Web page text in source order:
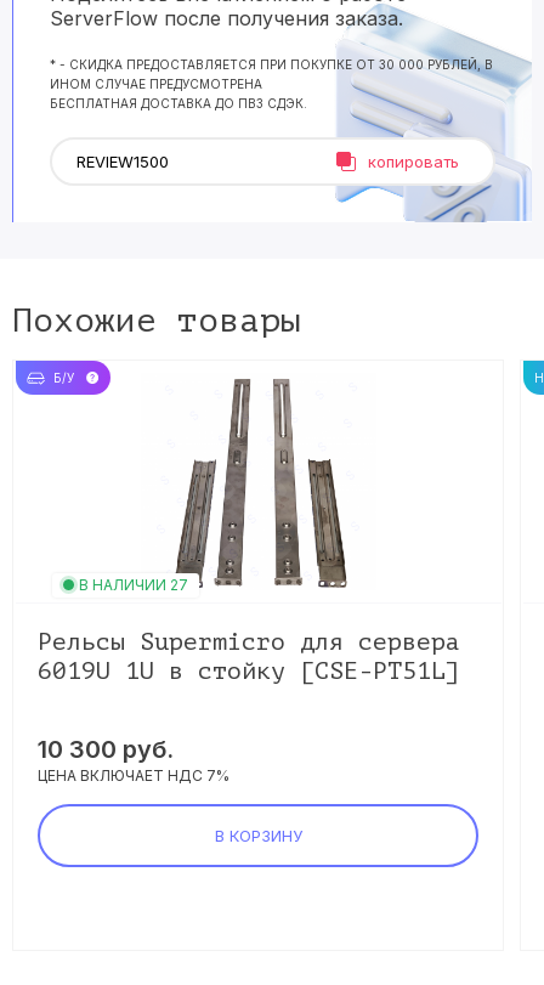
ServerFlow после получения заказа.
* - СКИДКА ПРЕДОСТАВЛЯЕТСЯ ПРИ ПОКУПКЕ ОТ 30 000 РУБЛЕЙ, В
ИНОМ СЛУЧАЕ ПРЕДУСМОТРЕНА
БЕСПЛАТНАЯ ДОСТАВКА ДО ПВЗ СДЭК.
копировать
Похожие товары
Б/У
В НАЛИЧИИ 27
Рельсы Supermicro для сервера
6019U 1U в стойку [CSE-PT51L]
10 300 руб.
ЦЕНА ВКЛЮЧАЕТ НДС 7%
В КОРЗИНУ